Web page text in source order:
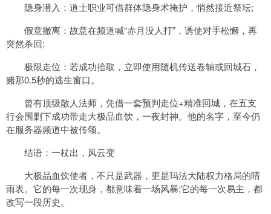
隐身潜入：道士职业可借群体隐身术掩护，悄然接近祭坛;
假意撤离：故意在频道喊“赤月没人打”，诱使对手松懈，再
突然杀回;
极限走位：若成功拾取，立即使用随机传送卷轴或回城石，
赌那0.5秒的逃生窗口。
曾有顶级散人法师，凭借一套预判走位+精准回城，在五支
行会围剿下成功带走大极品血饮，一夜封神。他的名字，至今仍
在服务器频道中被传颂。
结语：一杖出，风云变
大极品血饮使者，不只是武器，更是玛法大陆权力格局的晴
雨表。它的每一次现身，都意味着一场风暴;它的每一次易主，都
改写一段历史。